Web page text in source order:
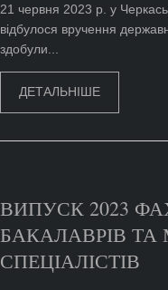
21 червня 2023 р. у
відбулося вручення
здобули...
ДЕТАЛЬНІШЕ
ВИПУСК 2023
БАКАЛАВРІВ
СПЕЦІАЛІСТІВ